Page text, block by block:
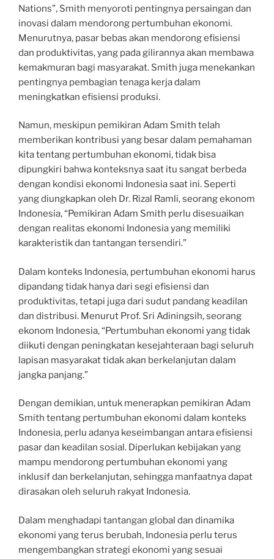
Nations”, Smith menyoroti pentingnya persaingan dan
inovasi dalam mendorong pertumbuhan ekonomi.
Menurutnya, pasar bebas akan mendorong efisiensi
dan produktivitas, yang pada gilirannya akan membawa
kemakmuran bagi masyarakat. Smith juga menekankan
pentingnya pembagian tenaga kerja dalam
meningkatkan efisiensi produksi.
Namun, meskipun pemikiran Adam Smith telah
memberikan kontribusi yang besar dalam pemahaman
kita tentang pertumbuhan ekonomi, tidak bisa
dipungkiri bahwa konteksnya saat itu sangat berbeda
dengan kondisi ekonomi Indonesia saat ini. Seperti
yang diungkapkan oleh Dr. Rizal Ramli, seorang ekonom
Indonesia, “Pemikiran Adam Smith perlu disesuaikan
dengan realitas ekonomi Indonesia yang memiliki
karakteristik dan tantangan tersendiri.”
Dalam konteks Indonesia, pertumbuhan ekonomi harus
dipandang tidak hanya dari segi efisiensi dan
produktivitas, tetapi juga dari sudut pandang keadilan
dan distribusi. Menurut Prof. Sri Adiningsih, seorang
ekonom Indonesia, “Pertumbuhan ekonomi yang tidak
diikuti dengan peningkatan kesejahteraan bagi seluruh
lapisan masyarakat tidak akan berkelanjutan dalam
jangka panjang.”
Dengan demikian, untuk menerapkan pemikiran Adam
Smith tentang pertumbuhan ekonomi dalam konteks
Indonesia, perlu adanya keseimbangan antara efisiensi
pasar dan keadilan sosial. Diperlukan kebijakan yang
mampu mendorong pertumbuhan ekonomi yang
inklusif dan berkelanjutan, sehingga manfaatnya dapat
dirasakan oleh seluruh rakyat Indonesia.
Dalam menghadapi tantangan global dan dinamika
ekonomi yang terus berubah, Indonesia perlu terus
mengembangkan strategi ekonomi yang sesuai